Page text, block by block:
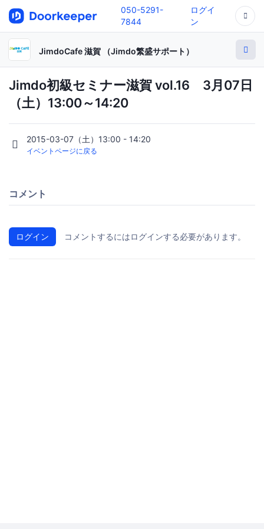
050-5291-
7844
ログイ
ン
JimdoCafe 滋賀 （Jimdo繁盛サポート）
Jimdo初級セミナー滋賀 vol.16 3月07日
（土）13:00～14:20
2015-03-07（土）13:00 - 14:20
イベントページに戻る
コメント
ログイン コメントするにはログインする必要があります。